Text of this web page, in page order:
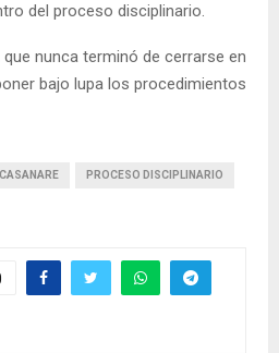
del proceso disciplinario.
nunca terminó de cerrarse en
bajo lupa los procedimientos
PROCESO DISCIPLINARIO